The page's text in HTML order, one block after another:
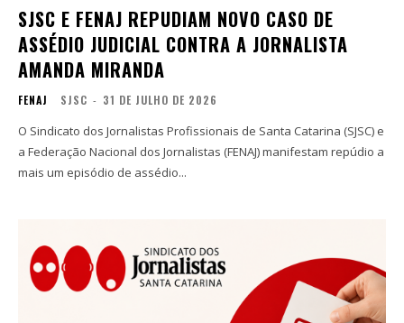
SJSC E FENAJ REPUDIAM NOVO CASO DE
ASSÉDIO JUDICIAL CONTRA A JORNALISTA
AMANDA MIRANDA
FENAJ SJSC - 31 DE JULHO DE 2026
O Sindicato dos Jornalistas Profissionais de Santa Catarina (SJSC) e
a Federação Nacional dos Jornalistas (FENAJ) manifestam repúdio a
mais um episódio de assédio...